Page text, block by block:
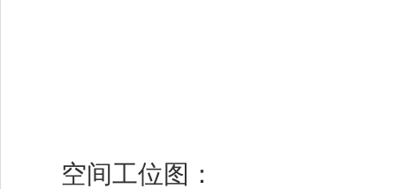
空间工位图：